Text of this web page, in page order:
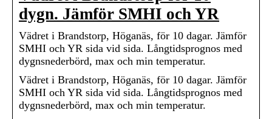
dygn. Jämför SMHI och YR
Vädret i Brandstorp, Höganäs, för 10 dagar. Jämför
SMHI och YR sida vid sida. Långtidsprognos med
dygnsnederbörd, max och min temperatur.
Vädret i Brandstorp, Höganäs, för 10 dagar. Jämför
SMHI och YR sida vid sida. Långtidsprognos med
dygnsnederbörd, max och min temperatur.